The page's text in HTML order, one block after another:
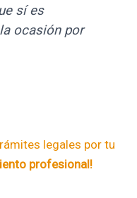
sí es
ocasión por
legales por tu
profesional!